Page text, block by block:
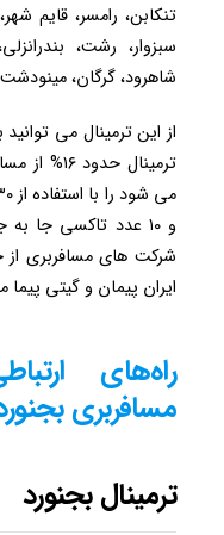
تنکابن، رامسر، قایم
سبزوار، رشت،
شاهرود، گرگان،
از این ترمینال می
و ۱۰ عدد تاکسی جا
شرکت های مسافربری از
ایران پیمان و گیتی
راه‌های
مسافربری
ترمینال بجنورد